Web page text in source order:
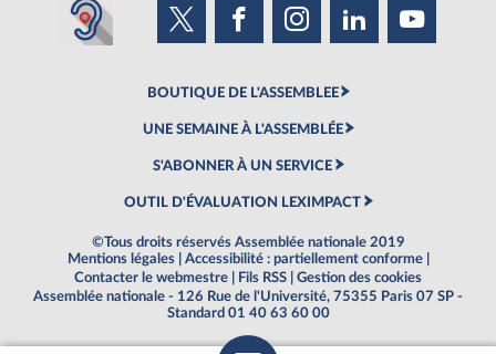
BOUTIQUE DE L'ASSEMBLEE
UNE SEMAINE À L'ASSEMBLÉE
S'ABONNER À UN SERVICE
OUTIL D'ÉVALUATION LEXIMPACT
©Tous droits réservés Assemblée nationale 2019
Mentions légales
Accessibilité : partiellement conforme
Contacter le webmestre
Fils RSS
Gestion des cookies
Assemblée nationale - 126 Rue de l'Université, 75355 Paris 07 SP -
Standard 01 40 63 60 00